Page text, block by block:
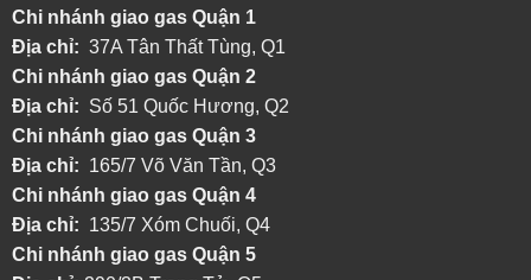
Chi nhánh giao gas Quận 1
Địa chỉ: 37A Tân Thất Tùng, Q1
Chi nhánh giao gas Quận 2
Địa chỉ: Số 51 Quốc Hương, Q2
Chi nhánh giao gas Quận 3
Địa chỉ: 165/7 Võ Văn Tần, Q3
Chi nhánh giao gas Quận 4
Địa chỉ: 135/7 Xóm Chuối, Q4
Chi nhánh giao gas Quận 5